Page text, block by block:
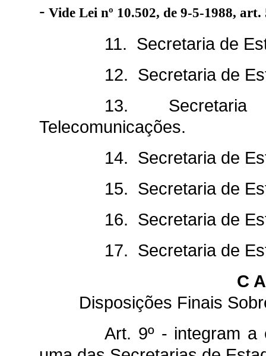
- Vide Lei nº 10.502, de 9-5-1988,
11. Secretaria de
12. Secretaria de
13. Secretaria
Telecomunicações.
14. Secretaria de
15. Secretaria de
16. Secretaria de
17. Secretaria de
C
Disposições Finais
Art. 9º - integram a